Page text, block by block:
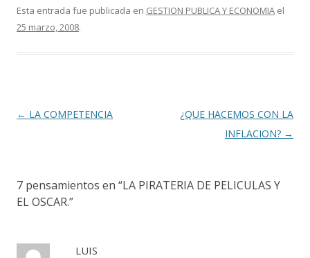
e
b
k
itt
er
m
r
Esta entrada fue publicada en GESTION PUBLICA Y ECONOMIA el
25 marzo, 2008.
Navegación
← LA COMPETENCIA
¿QUE HACEMOS CON LA
INFLACION? →
7 pensamientos en “LA PIRATERIA DE PELICULAS Y
EL OSCAR.”
LUIS